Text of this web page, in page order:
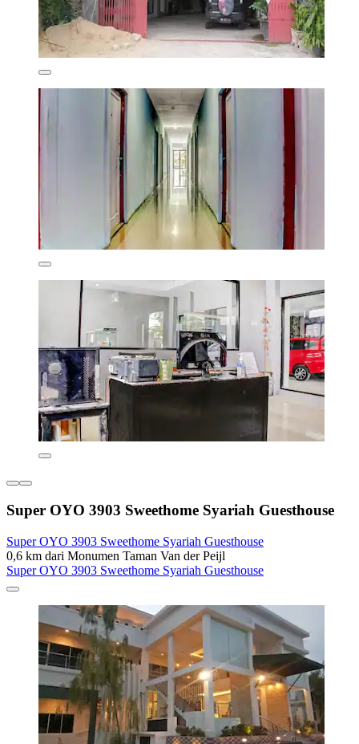
Super OYO 3903 Sweethome Syariah Guesthouse
Super OYO 3903 Sweethome Syariah Guesthouse
0,6 km dari Monumen Taman Van der Peijl
Super OYO 3903 Sweethome Syariah Guesthouse